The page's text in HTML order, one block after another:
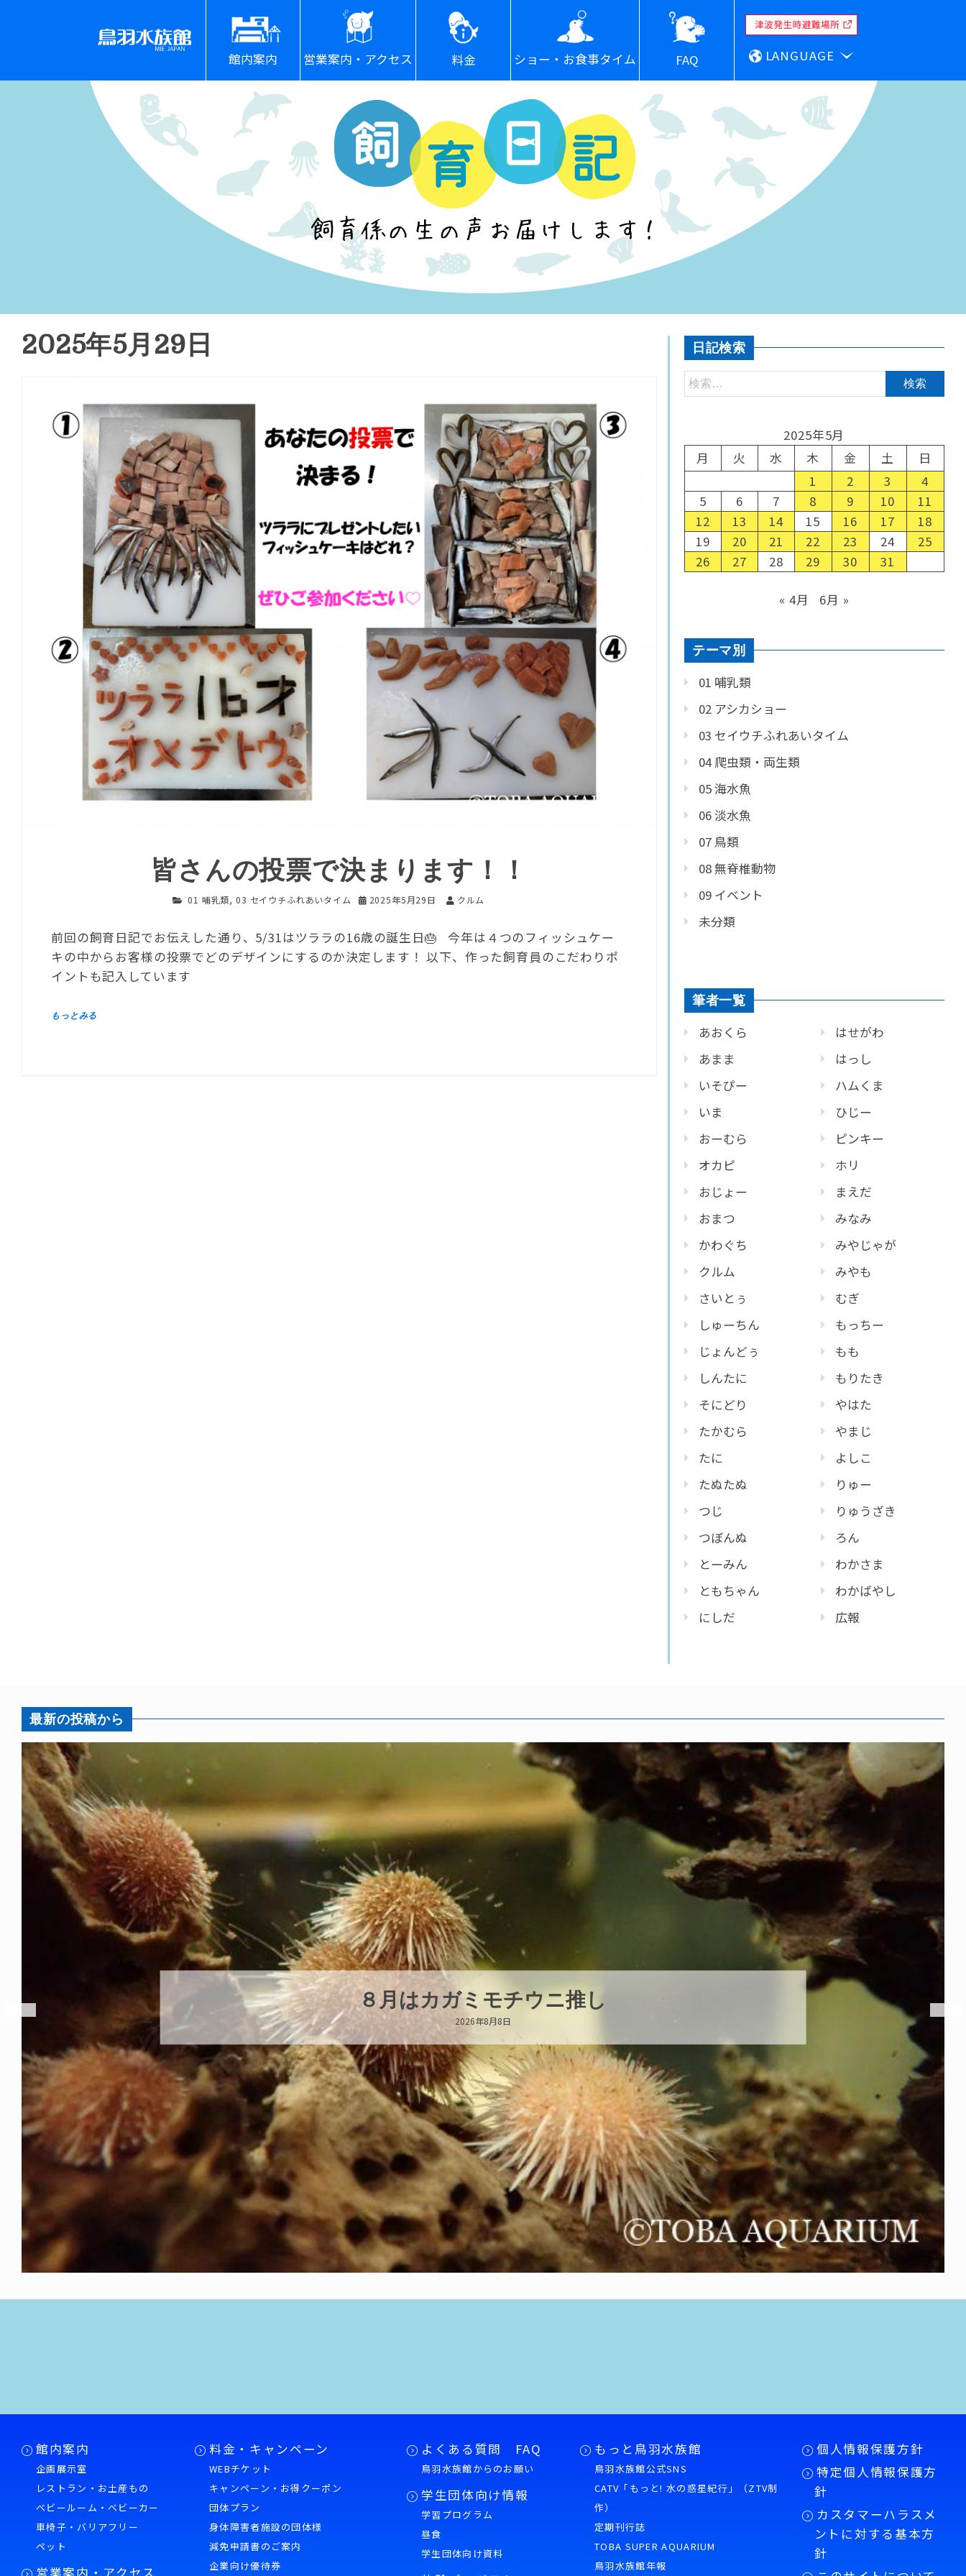
館内案内 営業案内・アクセス 料金 ショー・お食事タイム FAQ LANGUAGE
2025年5月29日
皆さんの投票で決まります！！
01 哺乳類, 03 セイウチふれあいタイム 2025年5月29日 クルム
前回の飼育日記でお伝えした通り、5/31はツララの16歳の誕生日🎂 今年は４つのフィッシュケー
キの中からお客様の投票でどのデザインにするのか決定します！ 以下、作った飼育員のこだわりポ
イントも記入しています
日記検索
2025年5月
月
火 水 木 金 土
日
1
2 3
4
5
6 7 8 9 10
11
12
13 14 15 16 17
18
19
20 21 22 23 24
25
26
27 28 29 30 31
« 4月 6月 »
テーマ別
01 哺乳類
02 アシカショー
03 セイウチふれあいタイム
04 爬虫類・両生類
05 海水魚
06 淡水魚
07 鳥類
08 無脊椎動物
09 イベント
未分類
筆者一覧
あおくら
あまま
いそぴー
いま
おーむら
オカピ
おじょー
おまつ
かわぐち
クルム
さいとぅ
しゅーちん
じょんどぅ
しんたに
そにどり
たかむら
たに
たぬたぬ
つじ
つぼんぬ
とーみん
ともちゃん
にしだ
はせがわ
はっし
ハムくま
ひじー
ピンキー
ホリ
まえだ
みなみ
みやじゃが
みやも
むぎ
もっちー
もも
もりたき
やはた
やまじ
よしこ
りゅー
りゅうざき
ろん
わかさま
わかばやし
広報
最新の投稿から
新発売！いちこキーホルダー
2026年8月8日
館内案内
企画展示室
レストラン・お土産もの
ベビールーム・ベビーカー
車椅子・バリアフリー
ペット
営業案内・アクセス
料金・キャンペーン
WEBチケット
キャンペーン・お得クーポン
団体プラン
身体障害者施設の団体様
減免申請書のご案内
企業向け優待券
よくある質問 FAQ
鳥羽水族館からのお願い
学生団体向け情報
学習プログラム
昼食
学生団体向け資料
もっと鳥羽水族館
鳥羽水族館公式SNS
CATV「もっと! 水の惑星紀行」（ZTV制
作）
定期刊行誌
TOBA SUPER AQUARIUM
鳥羽水族館年報
個人情報保護方針
特定個人情報保護方
針
カスタマーハラスメ
ントに対する基本方
針